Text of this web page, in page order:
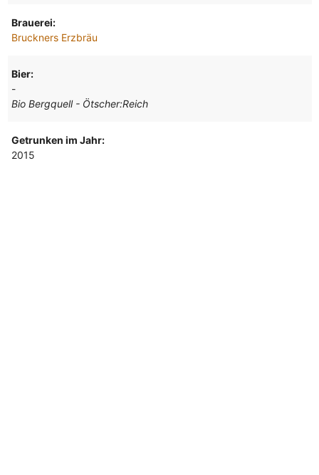
Brauerei:
Bruckners Erzbräu
Bier:
-
Bio Bergquell - Ötscher:Reich
Getrunken im Jahr:
2015